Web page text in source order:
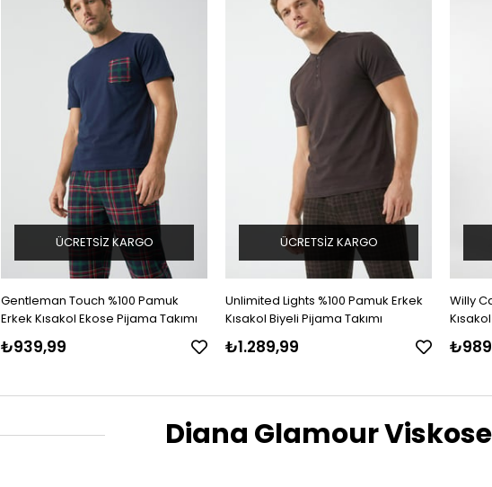
Gentleman Touch %100 Pamuk
Erkek Kısakol Ekose Pijama Takımı
₺939,99
ÜCRETSIZ KARGO
Unlimited Lights %100 Pamuk Erkek
Kısakol Biyeli Pijama Takımı
₺1.289,99
ÜCRETSIZ KARGO
Willy
Diana Glamour Viskose